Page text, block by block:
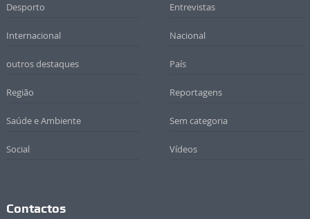
Desporto Entrevistas
Internacional Nacional
outros destaques País
Região Reportagens
Saúde e Ambiente Sem categoria
Social Vídeos
Contactos